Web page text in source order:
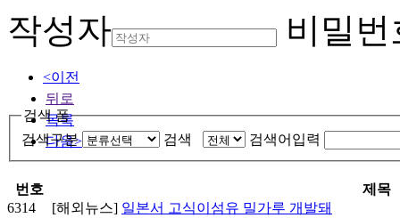
작성자
비밀번
<이전
뒤로
목록
다음>
검색 폼
검색구분
검색 검색어입력
번호
제목
6314
[해외뉴스] 일본서 고식이섬유 밀가루 개발돼